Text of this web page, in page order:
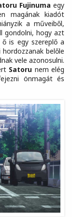
Fujinuma egy
magának kiadót
a műveiből,
gondolni, hogy azt
is egy szereplő a
belőle
vele azonosulni.
Satoru nem elég
önmagát és